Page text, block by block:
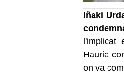
Iñaki
l'implicat
Hauria
on va